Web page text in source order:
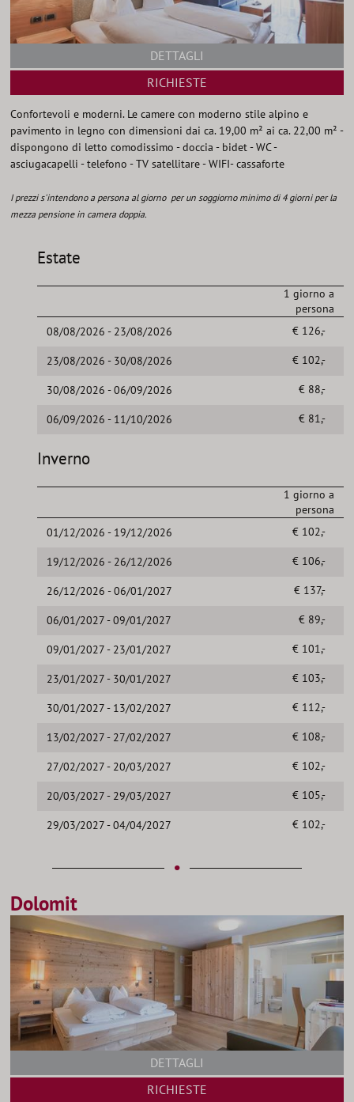
DETTAGLI
RICHIESTE
Confortevoli e moderni. Le camere con moderno stile alpino e
pavimento in legno con dimensioni dai ca. 19,00 m² ai ca. 22,00 m² -
dispongono di letto comodissimo - doccia - bidet - WC -
asciugacapelli - telefono - TV satellitare - WIFI- cassaforte
I prezzi s'intendono a persona al giorno per un soggiorno minimo di 4 giorni per la
mezza pensione in camera doppia.
Estate
1 giorno a
persona
08/08/2026 - 23/08/2026
€ 126,-
23/08/2026 - 30/08/2026 € 102,-
30/08/2026 - 06/09/2026 € 88,-
06/09/2026 - 11/10/2026 € 81,-
Inverno
1 giorno a
persona
01/12/2026 - 19/12/2026
€ 102,-
19/12/2026 - 26/12/2026 € 106,-
26/12/2026 - 06/01/2027 € 137,-
06/01/2027 - 09/01/2027 € 89,-
09/01/2027 - 23/01/2027 € 101,-
23/01/2027 - 30/01/2027 € 103,-
30/01/2027 - 13/02/2027 € 112,-
13/02/2027 - 27/02/2027 € 108,-
27/02/2027 - 20/03/2027 € 102,-
20/03/2027 - 29/03/2027 € 105,-
29/03/2027 - 04/04/2027 € 102,-
•
Dolomit
DETTAGLI
RICHIESTE